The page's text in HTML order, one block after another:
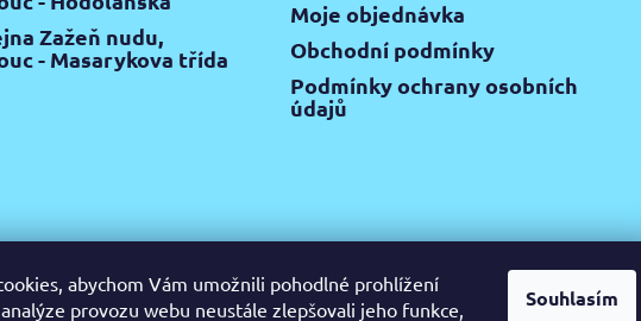
abychom Vám umožnili pohodlné prohlížení
provozu webu neustále zlepšovali jeho funkce,
Souhlasím
Zažeň nudu,
- Masarykova třída
Moje objednávka
Obchodní podmínky
Podmínky ochrany osobních
údajů